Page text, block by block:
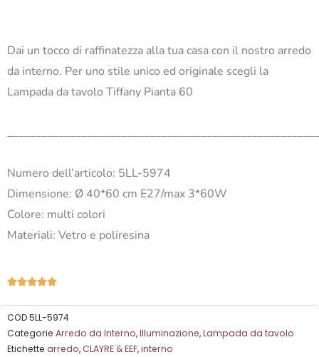
Dai un tocco di raffinatezza alla tua casa con il nostro arredo
da interno. Per uno stile unico ed originale scegli la
Lampada da tavolo Tiffany Pianta 60
Numero dell’articolo: 5LL-5974
Dimensione: Ø 40*60 cm E27/max 3*60W
Colore: multi colori
Materiali: Vetro e poliresina
Valutazione
su
5
COD5LL-5974
Categorie Arredo da Interno,Illuminazione,Lampada da tavolo
Etichette arredo,CLAYRE & EEF,interno